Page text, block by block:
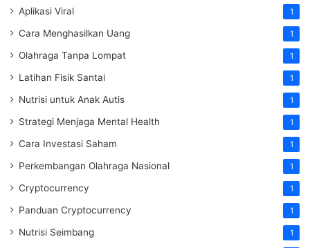
Aplikasi Viral 1
Cara Menghasilkan Uang 1
Olahraga Tanpa Lompat 1
Latihan Fisik Santai 1
Nutrisi untuk Anak Autis 1
Strategi Menjaga Mental Health 1
Cara Investasi Saham 1
Perkembangan Olahraga Nasional 1
Cryptocurrency 1
Panduan Cryptocurrency 1
Nutrisi Seimbang 1